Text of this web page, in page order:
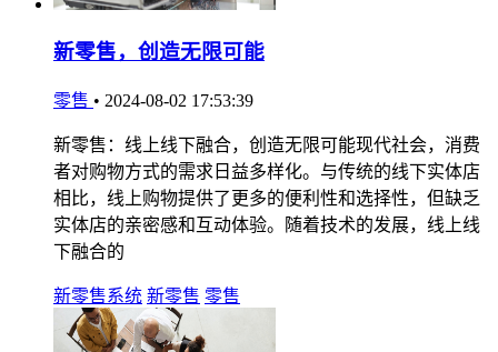
新零售，创造无限可能
零售 • 2024-08-02 17:53:39
新零售：线上线下融合，创造无限可能现代社会，消费
者对购物方式的需求日益多样化。与传统的线下实体店
相比，线上购物提供了更多的便利性和选择性，但缺乏
实体店的亲密感和互动体验。随着技术的发展，线上线
下融合的
新零售系统 新零售 零售